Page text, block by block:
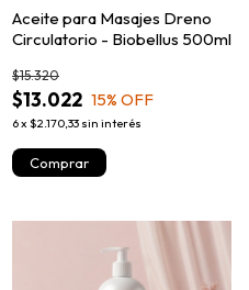
Aceite para Masajes Dreno
Circulatorio - Biobellus 500ml
$13.022
$15.320
15% OFF
6x $2.170,33 sin interés